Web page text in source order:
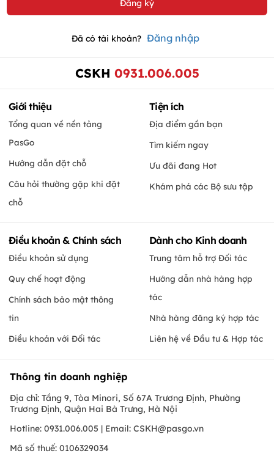
Đã có tài khoản? Đăng nhập
CSKH 0931.006.005
Giới thiệu
Tổng quan về nền tảng
PasGo
Hướng dẫn đặt chỗ
Câu hỏi thường gặp khi đặt
chỗ
Tiện ích
Địa điểm gần bạn
Tìm kiếm ngay
Ưu đãi đang Hot
Khám phá các Bộ sưu tập
Điều khoản & Chính sách
Điều khoản sử dụng
Quy chế hoạt động
Chính sách bảo mật thông
tin
Điều khoản với Đối tác
Dành cho Kinh doanh
Trung tâm hỗ trợ Đối tác
Hướng dẫn nhà hàng hợp
tác
Nhà hàng đăng ký hợp tác
Liên hệ về Đầu tư & Hợp tác
Thông tin doanh nghiệp
Địa chỉ: Tầng 9, Tòa Minori, Số 67A Trương Định, Phường
Trương Định, Quận Hai Bà Trưng, Hà Nội
Hotline: 0931.006.005 | Email: CSKH@pasgo.vn
Mã số thuế: 0106329034